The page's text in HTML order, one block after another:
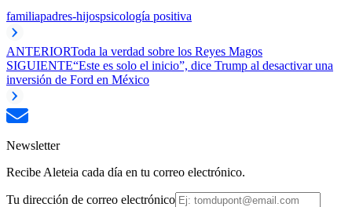
familiapadres-hijospsicología positiva
ANTERIORToda la verdad sobre los Reyes Magos
SIGUIENTE“Este es solo el inicio”, dice Trump al desactivar una
inversión de Ford en México
Newsletter
Recibe Aleteia cada día en tu correo electrónico.
Tu dirección de correo electrónico